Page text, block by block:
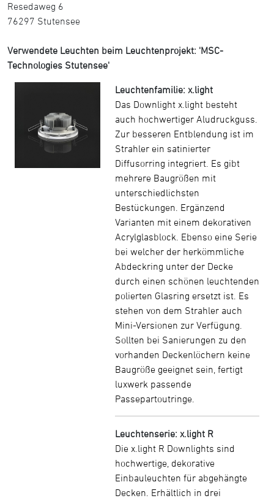
Resedaweg 6
76297 Stutensee
Verwendete Leuchten beim Leuchtenprojekt: 'MSC-
Technologies Stutensee'
Leuchtenfamilie: x.light
Das Downlight x.light besteht
auch hochwertiger Aludruckguss.
Zur besseren Entblendung ist im
Strahler ein satinierter
Diffusorring integriert. Es gibt
mehrere Baugrößen mit
unterschiedlichsten
Bestückungen. Ergänzend
Varianten mit einem dekorativen
Acrylglasblock. Ebenso eine Serie
bei welcher der herkömmliche
Abdeckring unter der Decke
durch einen schönen leuchtenden
polierten Glasring ersetzt ist. Es
stehen von dem Strahler auch
Mini-Versionen zur Verfügung.
Sollten bei Sanierungen zu den
vorhanden Deckenlöchern keine
Baugröße geeignet sein, fertigt
luxwerk passende
Passepartoutringe.
Leuchtenserie: x.light R
Die x.light R Downlights sind
hochwertige, dekorative
Einbauleuchten für abgehängte
Decken. Erhältlich in drei